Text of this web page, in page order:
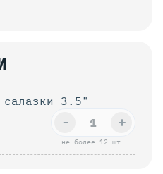
салазки 3.5"
не более 12 шт.
+
-